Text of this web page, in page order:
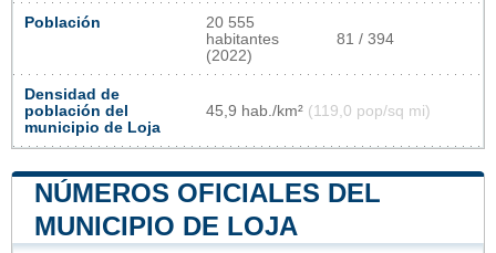
Población
20 555
habitantes
(2022)
81 / 394
Densidad de
población del
municipio de Loja
45,9 hab./km² (119,0 pop/sq mi)
NÚMEROS OFICIALES DEL
MUNICIPIO DE LOJA